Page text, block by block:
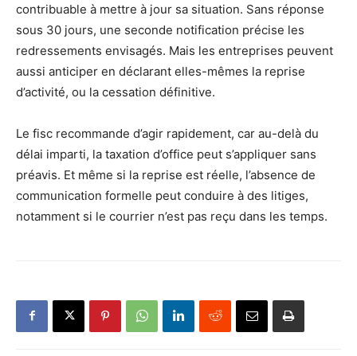
contribuable à mettre à jour sa situation. Sans réponse
sous 30 jours, une seconde notification précise les
redressements envisagés. Mais les entreprises peuvent
aussi anticiper en déclarant elles-mêmes la reprise
d’activité, ou la cessation définitive.
Le fisc recommande d’agir rapidement, car au-delà du
délai imparti, la taxation d’office peut s’appliquer sans
préavis. Et même si la reprise est réelle, l’absence de
communication formelle peut conduire à des litiges,
notamment si le courrier n’est pas reçu dans les temps.